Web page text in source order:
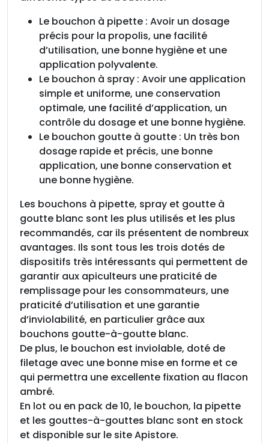
Le bouchon à pipette : Avoir un dosage
précis pour la propolis, une facilité
d’utilisation, une bonne hygiène et une
application polyvalente.
Le bouchon à spray : Avoir une application
simple et uniforme, une conservation
optimale, une facilité d’application, un
contrôle du dosage et une bonne hygiène.
Le bouchon goutte à goutte : Un très bon
dosage rapide et précis, une bonne
application, une bonne conservation et
une bonne hygiène.
Les bouchons à pipette, spray et goutte à
goutte blanc sont les plus utilisés et les plus
recommandés, car ils présentent de nombreux
avantages. Ils sont tous les trois dotés de
dispositifs très intéressants qui permettent de
garantir aux apiculteurs une praticité de
remplissage pour les consommateurs, une
praticité d’utilisation et une garantie
d’inviolabilité, en particulier grâce aux
bouchons goutte-à-goutte blanc.
De plus, le bouchon est inviolable, doté de
filetage avec une bonne mise en forme et ce
qui permettra une excellente fixation au flacon
ambré.
En lot ou en pack de 10, le bouchon, la pipette
et les gouttes-à-gouttes blanc sont en stock
et disponible sur le site Apistore.